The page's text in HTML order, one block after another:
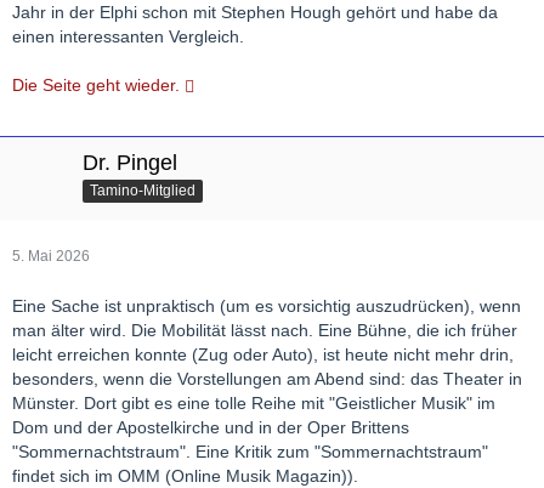
Jahr in der Elphi schon mit Stephen Hough gehört und habe da
einen interessanten Vergleich.
Die Seite geht wieder.
Dr. Pingel
Tamino-Mitglied
5. Mai 2026
Eine Sache ist unpraktisch (um es vorsichtig auszudrücken), wenn
man älter wird. Die Mobilität lässt nach. Eine Bühne, die ich früher
leicht erreichen konnte (Zug oder Auto), ist heute nicht mehr drin,
besonders, wenn die Vorstellungen am Abend sind: das Theater in
Münster. Dort gibt es eine tolle Reihe mit "Geistlicher Musik" im
Dom und der Apostelkirche und in der Oper Brittens
"Sommernachtstraum". Eine Kritik zum "Sommernachtstraum"
findet sich im OMM (Online Musik Magazin)).